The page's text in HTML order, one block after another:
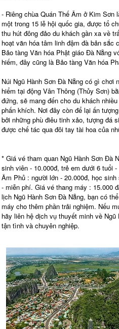
- Riêng chùa Quán Thế Âm ở Kim Sơn
một trong 15 lễ hội quốc gia, được tổ
thu hút đông đảo du khách gần xa về
hoạt văn hóa tâm linh đậm đà bản sắc
Bảo tàng Văn hóa Phật giáo Đà Nẵng
hiếm, đây cũng là Bảo tàng Văn hóa
Núi Ngũ Hành Sơn Đà Nẵng có gì chơi
hiểm tại động Vân Thông (Thủy Sơn)
đứng, sẽ mang đến cho du khách
phấn khích. Nơi đây còn để lại ấn
bởi những phù điêu tinh xảo, tượng đá
được chế tác qua đôi tay tài hoa của
* Giá vé tham quan Ngũ Hành Sơn Đà
sinh viên - 10.000đ, trẻ em dưới 6 tuổi
Âm Phủ : người lớn - 20.000đ, học
- miễn phí. Giá vé thang máy : 15.000
lịch Ngũ Hành Sơn Đà Nẵng, bạn có
máy cho thêm phần trải nghiệm. Nếu
hãy liên hệ dịch vụ thuyết minh về
tận tình và chuyên nghiệp.